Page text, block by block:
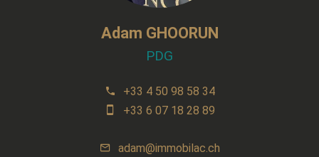
Adam GHOORUN
PDG
+33 4 50 98 58 34
+33 6 07 18 28 89
adam@immobilac.ch